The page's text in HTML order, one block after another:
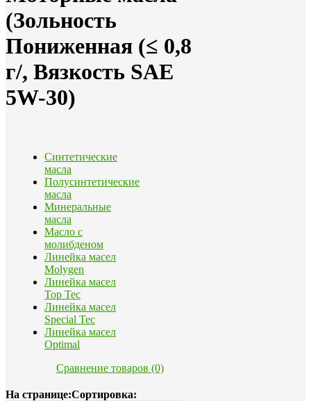
(Зольность
Пониженная (≤ 0,8
г/, Вязкость SAE
5W-30)
Синтетические
масла
Полусинтетические
масла
Минеральные
масла
Масло с
молибденом
Линейка масел
Molygen
Линейка масел
Top Tec
Линейка масел
Special Tec
Линейка масел
Optimal
Сравнение товаров (0)
На странице:Сортировка: